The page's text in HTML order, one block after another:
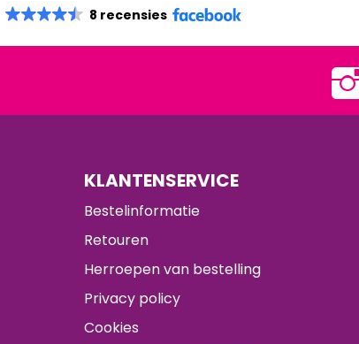
8 recensies
KLANTENSERVICE
Bestelinformatie
Retouren
Herroepen van bestelling
Privacy policy
Cookies